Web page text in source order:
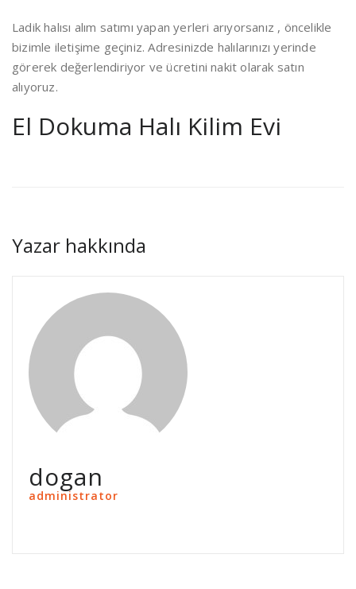
Ladik halısı alım satımı yapan yerleri arıyorsanız , öncelikle
bizimle iletişime geçiniz. Adresinizde halılarınızı yerinde
görerek değerlendiriyor ve ücretini nakit olarak satın
alıyoruz.
El Dokuma Halı Kilim Evi
Yazar hakkında
dogan
administrator